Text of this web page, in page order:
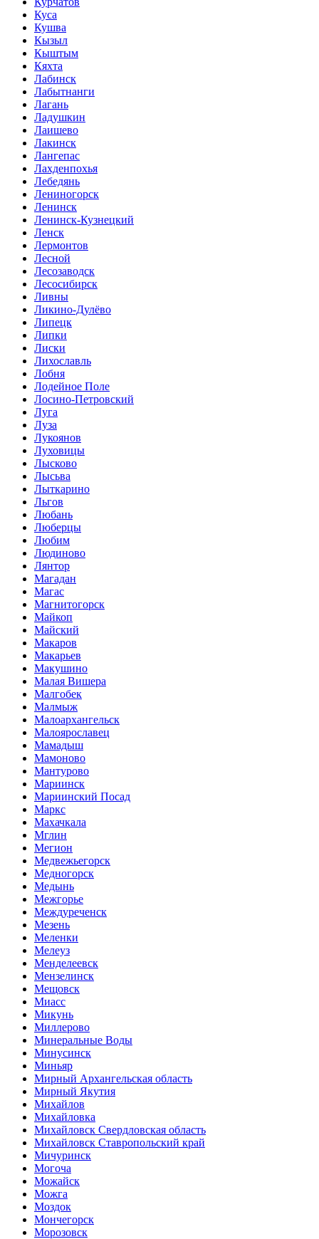
Куса
Кушва
Кызыл
Кыштым
Кяхта
Лабинск
Лабытнанги
Лагань
Ладушкин
Лаишево
Лакинск
Лангепас
Лахденпохья
Лебедянь
Лениногорск
Ленинск
Ленинск-Кузнецкий
Ленск
Лермонтов
Лесной
Лесозаводск
Лесосибирск
Ливны
Ликино-Дулёво
Липецк
Липки
Лиски
Лихославль
Лобня
Лодейное Поле
Лосино-Петровский
Луга
Луза
Лукоянов
Луховицы
Лысково
Лысьва
Лыткарино
Льгов
Любань
Люберцы
Любим
Людиново
Лянтор
Магадан
Магас
Магнитогорск
Майкоп
Майский
Макаров
Макарьев
Макушино
Малая Вишера
Малгобек
Малмыж
Малоархангельск
Малоярославец
Мамадыш
Мамоново
Мантурово
Мариинск
Мариинский Посад
Маркс
Махачкала
Мглин
Мегион
Медвежьегорск
Медногорск
Медынь
Межгорье
Междуреченск
Мезень
Меленки
Мелеуз
Менделеевск
Мензелинск
Мещовск
Миасс
Микунь
Миллерово
Минеральные Воды
Минусинск
Миньяр
Мирный Архангельская область
Мирный Якутия
Михайлов
Михайловка
Михайловск Свердловская область
Михайловск Ставропольский край
Мичуринск
Могоча
Можайск
Можга
Моздок
Мончегорск
Морозовск